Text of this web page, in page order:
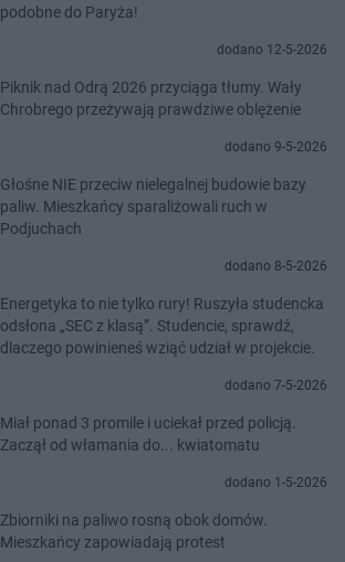
podobne do Paryża!
dodano 12-5-2026
Piknik nad Odrą 2026 przyciąga tłumy. Wały
Chrobrego przeżywają prawdziwe oblężenie
dodano 9-5-2026
Głośne NIE przeciw nielegalnej budowie bazy
paliw. Mieszkańcy sparaliżowali ruch w
Podjuchach
dodano 8-5-2026
Energetyka to nie tylko rury! Ruszyła studencka
odsłona „SEC z klasą”. Studencie, sprawdź,
dlaczego powinieneś wziąć udział w projekcie.
dodano 7-5-2026
Miał ponad 3 promile i uciekał przed policją.
Zaczął od włamania do... kwiatomatu
dodano 1-5-2026
Zbiorniki na paliwo rosną obok domów.
Mieszkańcy zapowiadają protest